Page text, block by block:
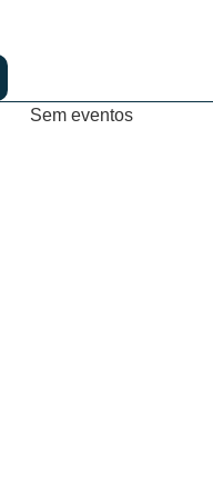
Sem eventos